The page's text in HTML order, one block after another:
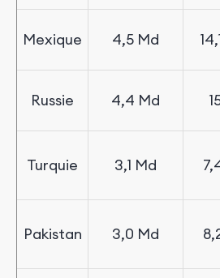
Mexique 4,5 Md
Russie 4,4 Md
Turquie 3,1 Md
Pakistan 3,0 Md